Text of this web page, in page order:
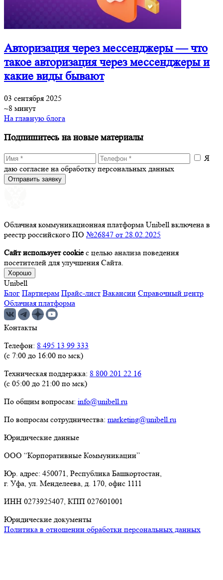
Авторизация через мессенджеры — что
такое авторизация через мессенджеры и
какие виды бывают
03 сентября 2025
~8 минут
На главную блога
Подпишитесь на новые материалы
Я
даю согласие на обработку персональных данных
Отправить заявку
Облачная коммуникационная платформа Unibell включена в
реестр российского ПО №26847 от 28.02.2025
Сайт использует cookieс целью анализа поведения
посетителей для улучшения Сайта.
Хорошо
Unibell
Блог Партнерам Прайс-лист Вакансии Справочный центр
Облачная платформа
Контакты
Телефон: 8 495 13 99 333
(с 7:00 до 16:00 по мск)
Техническая поддержка: 8 800 201 22 16
(с 05:00 до 21:00 по мск)
По общим вопросам: info@unibell.ru
По вопросам сотрудничества: marketing@unibell.ru
Юридические данные
ООО “Корпоративные Коммуникации”
Юр. адрес: 450071, Республика Башкортостан,
г. Уфа, ул. Менделеева, д. 170, офис 1111
ИНН 0273925407, КПП 027601001
Юридические документы
Политика в отношении обработки персональных данных